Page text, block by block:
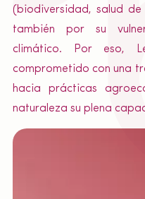
(biodiversidad, salud de
también por su
climático. Por eso,
comprometido con una
hacia prácticas
naturaleza su plena